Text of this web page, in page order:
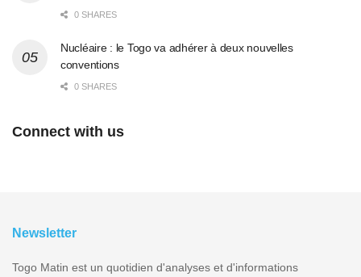
0 SHARES
Nucléaire : le Togo va adhérer à deux nouvelles
conventions
0 SHARES
Connect with us
Newsletter
Togo Matin est un quotidien d'analyses et d'informations